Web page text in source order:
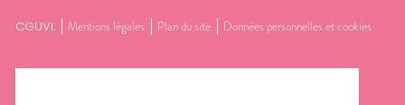
CGUVL Mentions légales Plan du site Données personnelles et cookies